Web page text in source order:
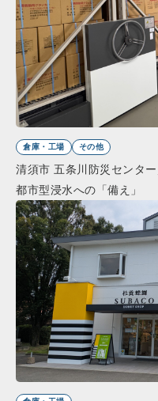
倉庫・工場 その他
清須市 五条川防災センタ
都市型浸水への「備え」